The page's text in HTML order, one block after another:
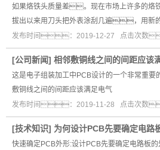
如果烙铁头质量差。现在市场上许多的
拔出以来用刀头把外表涂刮几遍，用
发布时间：2019-12-27 点击次数
[公司新闻] 相邻敷铜线之间的间距应该
这是电子组装加工中PCB设计的一个非
敷铜线之间的间距应该满足电气
发布时间：2019-11-28 点击次数
[技术知识] 为何设计PCB先要确定电路
快速确定PCB外形:设计PCB先要确定电路